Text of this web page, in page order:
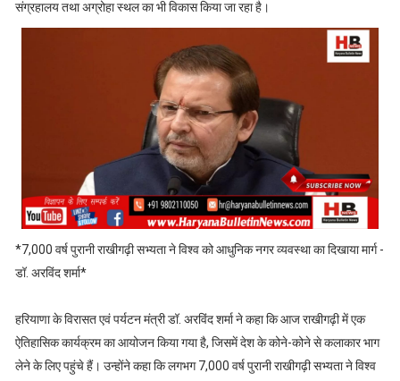
संग्रहालय तथा अग्रोहा स्थल का भी विकास किया जा रहा है।
*7,000 वर्ष पुरानी राखीगढ़ी सभ्यता ने विश्व को आधुनिक नगर व्यवस्था का दिखाया मार्ग -
डॉ. अरविंद शर्मा*
हरियाणा के विरासत एवं पर्यटन मंत्री डॉ. अरविंद शर्मा ने कहा कि आज राखीगढ़ी में एक
ऐतिहासिक कार्यक्रम का आयोजन किया गया है, जिसमें देश के कोने-कोने से कलाकार भाग
लेने के लिए पहुंचे हैं। उन्होंने कहा कि लगभग 7,000 वर्ष पुरानी राखीगढ़ी सभ्यता ने विश्व